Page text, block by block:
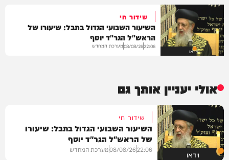
וידאו
שידור חי
השיעור השבועי הגדול בתבל: שיעורו של
הראש"ל הגר"ד יוסף
22:06
08/08/26מערכת המחדש
אולי יעניין אותך גם
וידאו
שידור חי
השיעור השבועי הגדול בתבל: שיעורו
של הראש"ל הגר"ד יוסף
22:06
08/08/26מערכת המחדש